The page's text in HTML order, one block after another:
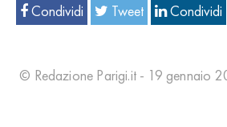
Condividi Tweet Condividi
© Redazione Parigi.it - 19 gennaio